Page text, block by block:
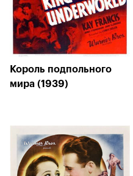
Король подпольного
мира (1939)